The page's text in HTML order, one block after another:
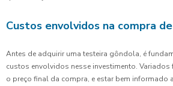
Custos envolvidos na compra
Antes de adquirir uma testeira gôndola, é
custos envolvidos nesse investimento.
o preço final da compra, e estar bem informado